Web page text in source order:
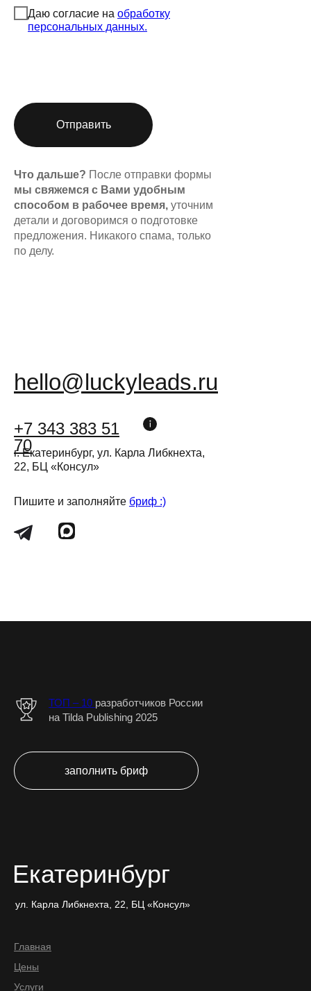
Даю согласие на обработку
персональных данных.
Отправить
Что дальше? После отправки формы
мы свяжемся с Вами удобным
способом в рабочее время, уточним
детали и договоримся о подготовке
предложения. Никакого спама, только
по делу.
hello@luckyleads.ru
г. Екатеринбург, ул. Карла Либкнехта,
22, БЦ «Консул»
+7 343 383 51
70
Пишите и заполняйте бриф :)
ТОП – 10 разработчиков Роcсии
на Tilda Publishing 2025
заполнить бриф
Главная
Цены
Екатеринбург
Услуги
ул. Карла Либкнехта, 22, БЦ «Консул»